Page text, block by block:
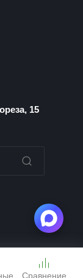
15
Сравнение